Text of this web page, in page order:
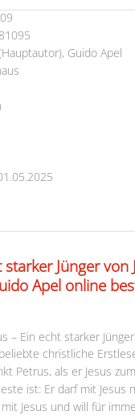
Guido Apel
Jünger von
Apel online
– Ein echt starker Jünger
christliche
Petrus, als er Jesus
ist: Er darf mit Jesus
Jesus und will für